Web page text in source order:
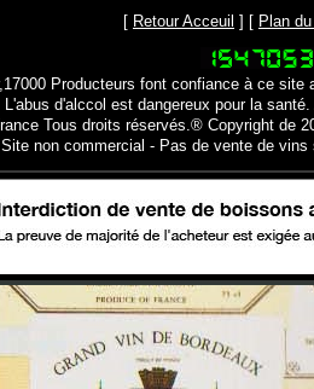
[ Retour Acceuil ] [ Plan
Producteurs font confiance à ce
L'abus d'alccol est dangereux pour la
Tous droits réservés.® Copyright de
Site non commercial - Pas de vente de